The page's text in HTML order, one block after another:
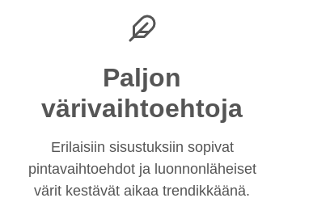
Paljon
värivaihtoehtoja
Erilaisiin sisustuksiin sopivat
pintavaihtoehdot ja luonnonläheiset
värit kestävät aikaa trendikkäänä.